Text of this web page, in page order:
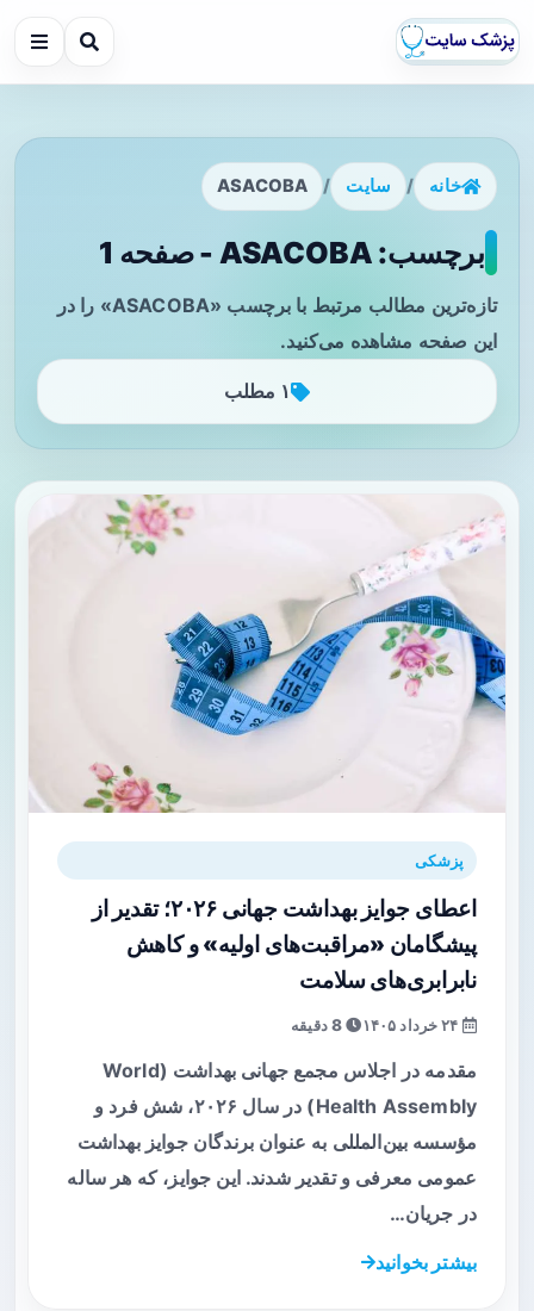
خانه / سایت /
ASACOBA
برچسب: ASACOBA - صفحه 1
تازه‌ترین مطالب مرتبط با برچسب «ASACOBA» را در
این صفحه مشاهده می‌کنید.
۱ مطلب
پزشکی
اعطای جوایز بهداشت جهانی ۲۰۲۶؛ تقدیر از
پیشگامان «مراقبت‌های اولیه» و کاهش
نابرابری‌های سلامت
8 دقیقه
مقدمه در اجلاس مجمع جهانی بهداشت (World
Health Assembly) در سال ۲۰۲۶، شش فرد و
مؤسسه بین‌المللی به عنوان برندگان جوایز بهداشت
عمومی معرفی و تقدیر شدند. این جوایز، که هر ساله
در جریان…
بیشتر بخوانید